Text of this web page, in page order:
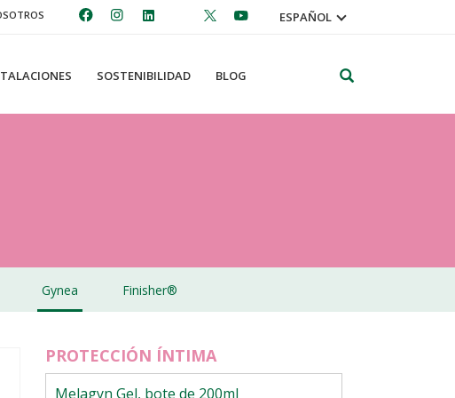
ESPAÑOL
SOSTENIBILIDAD BLOG
Gynea Finisher®
PROTECCIÓN ÍNTIMA
Melagyn Gel, bote de 200ml